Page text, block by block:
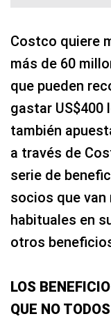
Costco quiere
más de 60
que pueden
gastar US$400
también
a través de
serie de
socios que
habituales en
otros
LOS
QUE NO